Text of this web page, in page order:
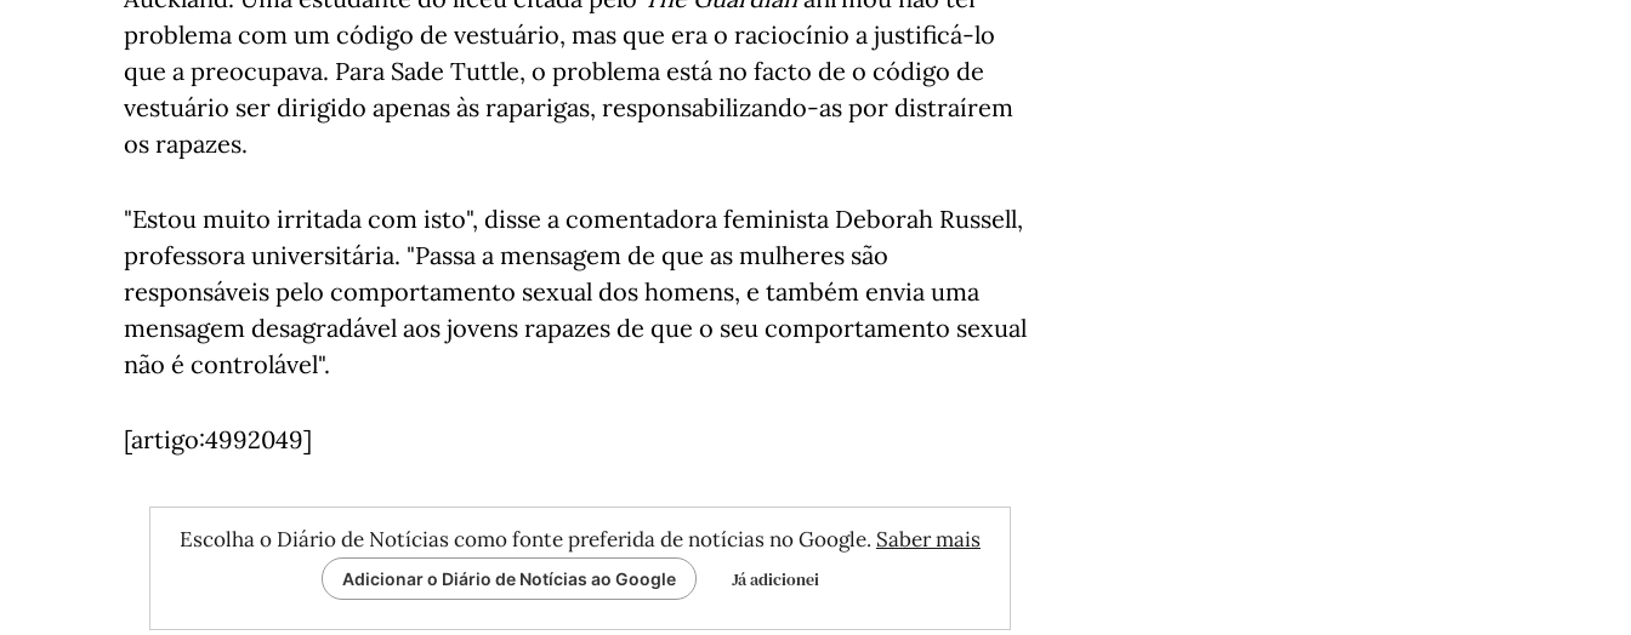
problema com um código de vestuário, mas que era o raciocínio a justificá-lo
que a preocupava. Para Sade Tuttle, o problema está no facto de o código de
vestuário ser dirigido apenas às raparigas, responsabilizando-as por distraírem
os rapazes.
"Estou muito irritada com isto", disse a comentadora feminista Deborah Russell,
professora universitária. "Passa a mensagem de que as mulheres são
responsáveis pelo comportamento sexual dos homens, e também envia uma
mensagem desagradável aos jovens rapazes de que o seu comportamento sexual
não é controlável".
[artigo:4992049]
Escolha o Diário de Notícias como fonte preferida de notícias no Google. Saber mais
Adicionar o Diário de Notícias ao Google Já adicionei